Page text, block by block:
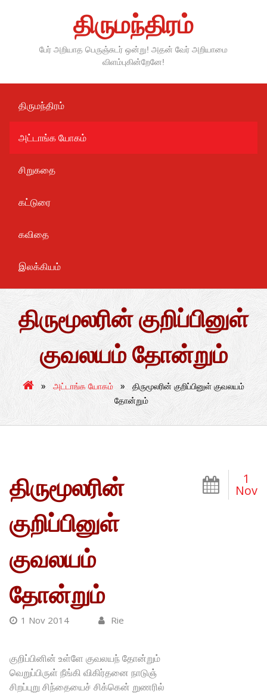
திருமந்திரம்
பேர் அறியாத பெருஞ்சுடர் ஒன்று! அதன் வேர் அறியாமை
விளம்புகின்றேனே!
திருமந்திரம்
அட்டாங்க யோகம்
சிறுகதை
கட்டுரை
கவிதை
இலக்கியம்
திருமூலரின் குறிப்பினுள்
குவலயம் தோன்றும்
» அட்டாங்க யோகம் »
திருமூலரின் குறிப்பினுள் குவலயம்
தோன்றும்
1
Nov
திருமூலரின்
குறிப்பினுள்
குவலயம்
தோன்றும்
1 Nov 2014 Rie
குறிப்பினின் உள்ளே குவலயந் தோன்றும்
வெறுப்பிருள் நீங்கி விகிர்தனை நாடுஞ்
சிறப்புறு சிந்தையைச் சிக்கென் றுணரில்